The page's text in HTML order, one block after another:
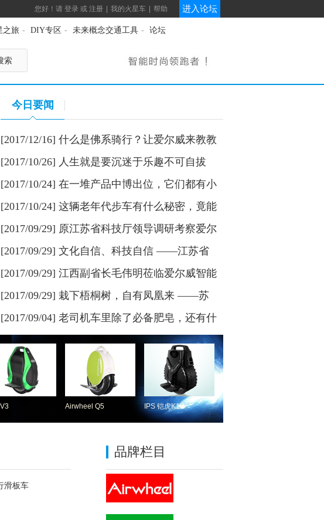
您好！请 登录 或 注册 我的火星车 帮助 进入论坛
之旅 - DIY专区 - 未来概念交通工具 - 论坛
索
今日要闻
[2017/12/16] 什么是佛系骑行？让爱尔威来教教
你
[2017/10/26] 人生就是要沉迷于乐趣不可自拔
[2017/10/24] 在一堆产品中博出位，它们都有小
心机
[2017/10/24] 这辆老年代步车有什么秘密，竟能
征服他们的心？
[2017/09/29] 原江苏省科技厅领导调研考察爱尔
威智能科技
[2017/09/29] 文化自信、科技自信 ——江苏省
副省长王江率队视察爱尔威智能科技
[2017/09/29] 江西副省长毛伟明莅临爱尔威智能
科技进行考察调研
[2017/09/29] 栽下梧桐树，自有凤凰来 ——苏
州高新区、科技城、苏州创业投资集团等一行
[2017/09/04] 老司机车里除了必备肥皂，还有什
Airwheel Q5 IPS 铠虎K1S
滑板车
品牌栏目